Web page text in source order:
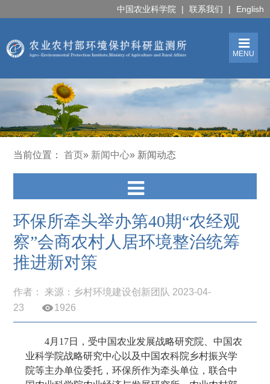
中国农业科学院 | 联系我们 | English
MENU
当前位置：首页» 新闻中心» 新闻动态
环保所牵头举办第40期“农经观
察”会商农村人居环境整治统筹
推进新对策
作者： 来源：乡村环境建设创新团队 2023-04-
23
1926
4月 17日，受中国农业发展战略研究院、中国农
业科学院战略研究中心以及中国农科院乡村振兴学
院等主办单位委托，环保所作为牵头单位，联合中